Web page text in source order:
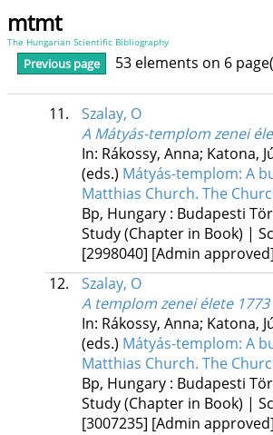
mtmt
The Hungarian Scientific Bibliography
Previous page 53 elements on 6
11.
Szalay, O
A Mátyás-templom zenei
In: Rákossy, Anna; Katona,
(eds.) Mátyás-templom: A
Matthias Church. The
Bp, Hungary : Budapesti
Study (Chapter in Book) |
[2998040] [Admin approved]
12.
Szalay, O
A templom zenei élete
In: Rákossy, Anna; Katona,
(eds.) Mátyás-templom: A
Matthias Church. The
Bp, Hungary : Budapesti
Study (Chapter in Book) |
[3007235] [Admin approved]